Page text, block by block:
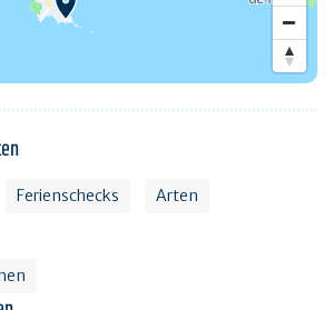
Ferienschecks Arten